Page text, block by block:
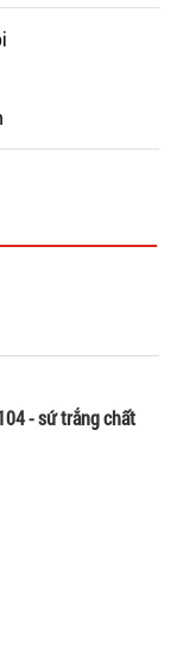
- sứ trắng chất